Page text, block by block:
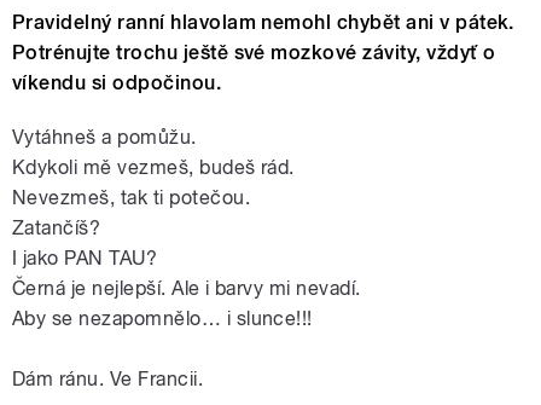
Pravidelný ranní hlavolam nemohl chybět ani v pátek.
Potrénujte trochu ještě své mozkové závity, vždyť o
víkendu si odpočinou.
Vytáhneš a pomůžu.
Kdykoli mě vezmeš, budeš rád.
Nevezmeš, tak ti potečou.
Zatančíš?
I jako PAN TAU?
Černá je nejlepší. Ale i barvy mi nevadí.
Aby se nezapomnělo… i slunce!!!
Dám ránu. Ve Francii.